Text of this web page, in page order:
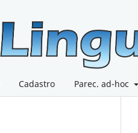
Cadastro Parec. ad-hoc